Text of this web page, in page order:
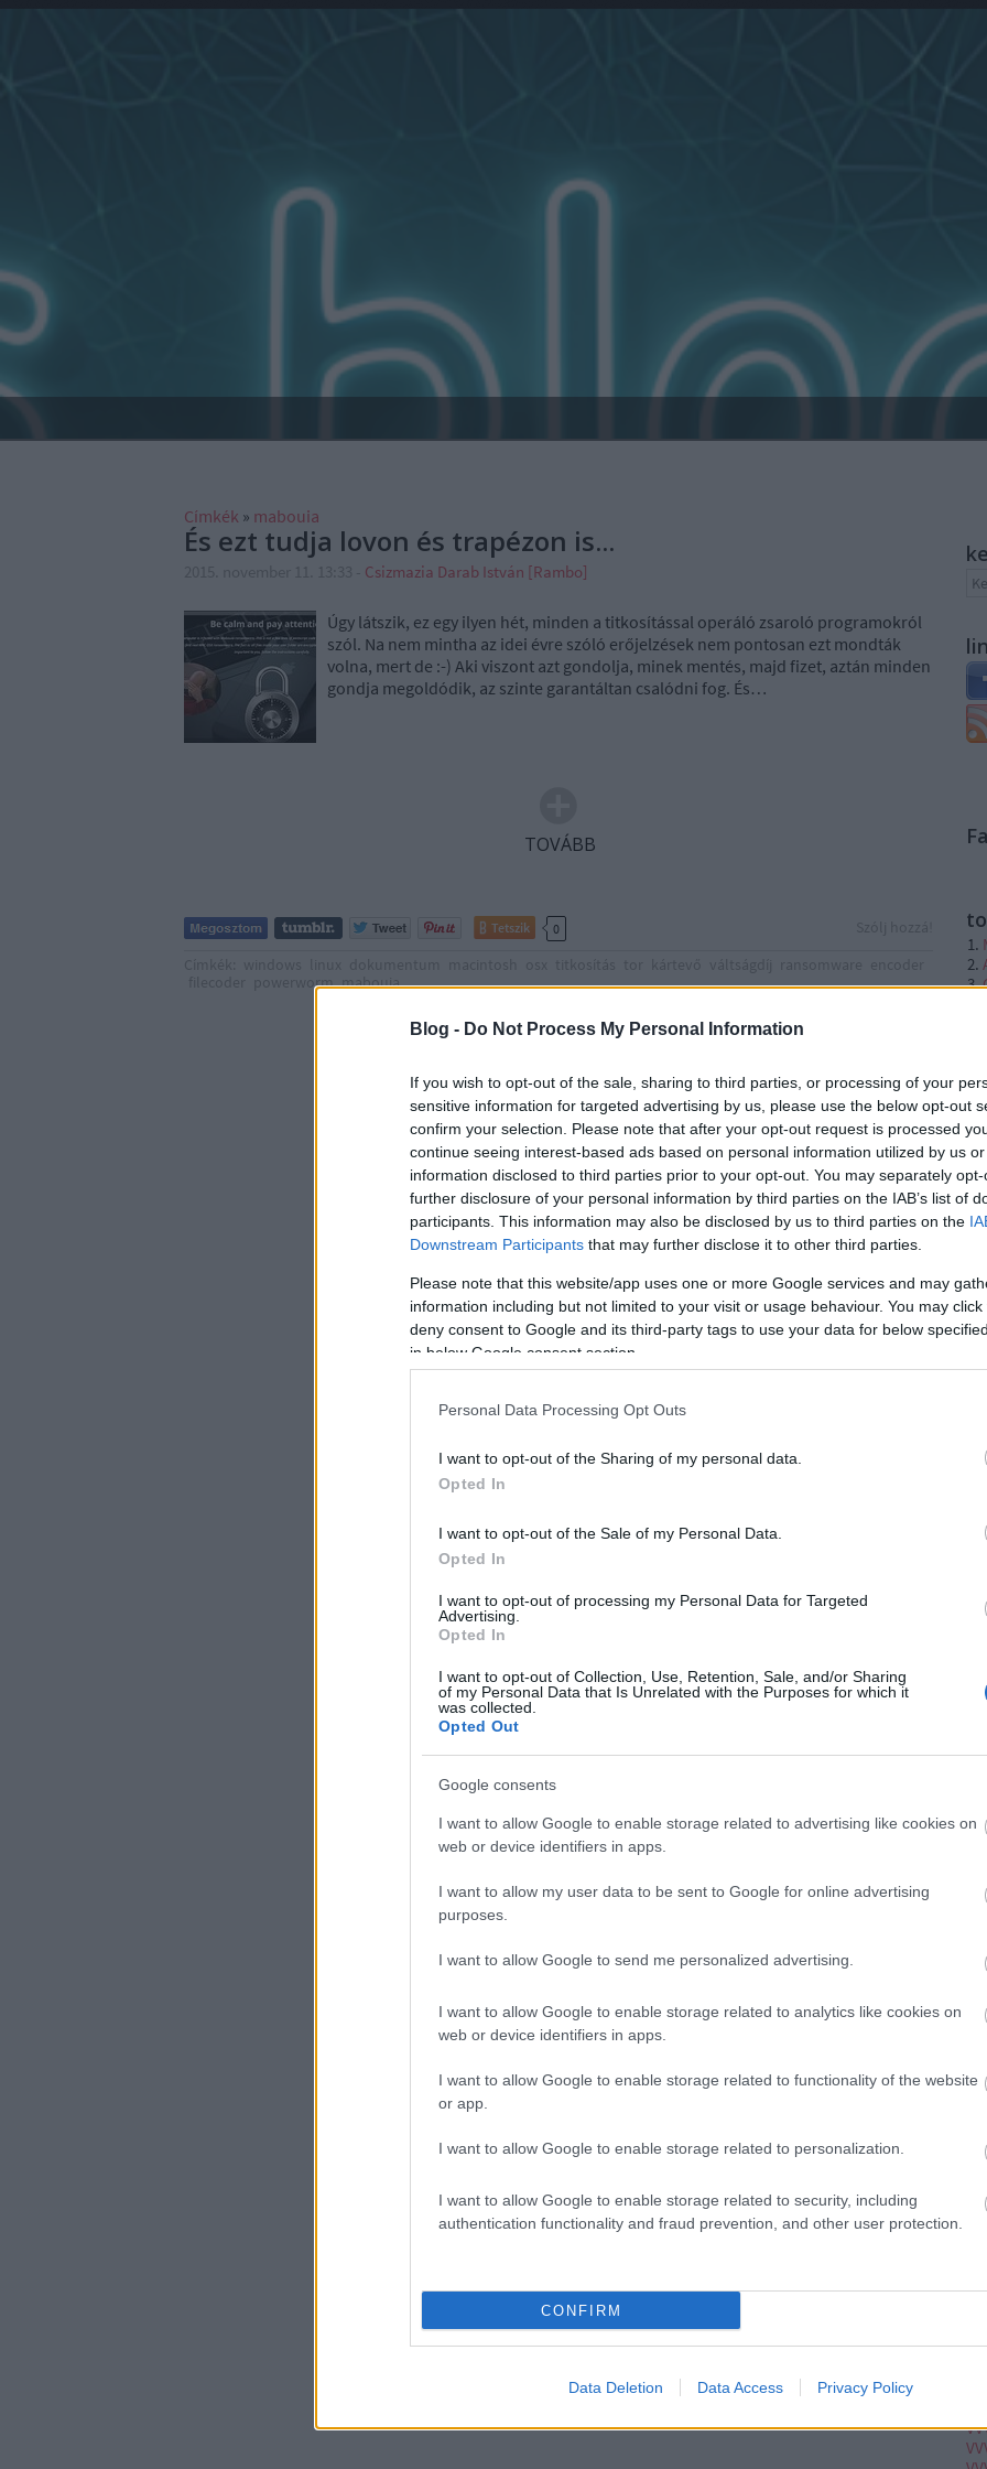
Blog - Do Not Process My Personal Information
If you wish to opt-out of the sale, sharing to third parties, or processing of your
sensitive information for targeted advertising by us, please use the below opt-out
confirm your selection. Please note that after your opt-out request is processed
continue seeing interest-based ads based on personal information utilized by us
information disclosed to third parties prior to your opt-out. You may separately
further disclosure of your personal information by third parties on the IAB’s list of
participants. This information may also be disclosed by us to third parties on the
Downstream Participants that may further disclose it to other third parties.
Please note that this website/app uses one or more Google services and may
information including but not limited to your visit or usage behaviour. You may
deny consent to Google and its third-party tags to use your data for below
in below Google consent section.
Personal Data Processing Opt Outs
I want to opt-out of the Sharing of my personal data.
Opted In
I want to opt-out of the Sale of my Personal Data.
Opted In
I want to opt-out of processing my Personal Data for Targeted
Advertising.
Opted In
I want to opt-out of Collection, Use, Retention, Sale, and/or Sharing
of my Personal Data that Is Unrelated with the Purposes for which it
was collected.
Opted Out
Google consents
I want to allow Google to enable storage related to advertising like cookies on
web or device identifiers in apps.
I want to allow my user data to be sent to Google for online advertising
purposes.
I want to allow Google to send me personalized advertising.
I want to allow Google to enable storage related to analytics like cookies on
web or device identifiers in apps.
I want to allow Google to enable storage related to functionality of the website
or app.
I want to allow Google to enable storage related to personalization.
I want to allow Google to enable storage related to security, including
authentication functionality and fraud prevention, and other user protection.
CONFIRM
Data Deletion Data Access Privacy Policy
Címkék » mabouia
És ezt tudja lovon és trapézon is...
Csizmazia Darab István [Rambo]
Úgy látszik, ez egy ilyen hét, minden a titkosítással operáló zsaroló programokról
szól. Na nem mintha az idei évre szóló erőjelzések nem pontosan ezt mondták
volna, mert de :-) Aki viszont azt gondolja, minek mentés, majd fizet, aztán minden
gondja megoldódik, az szinte garantáltan csalódni fog. És…
TOVÁBB
Tetszik 0
powerworm mabouia
A